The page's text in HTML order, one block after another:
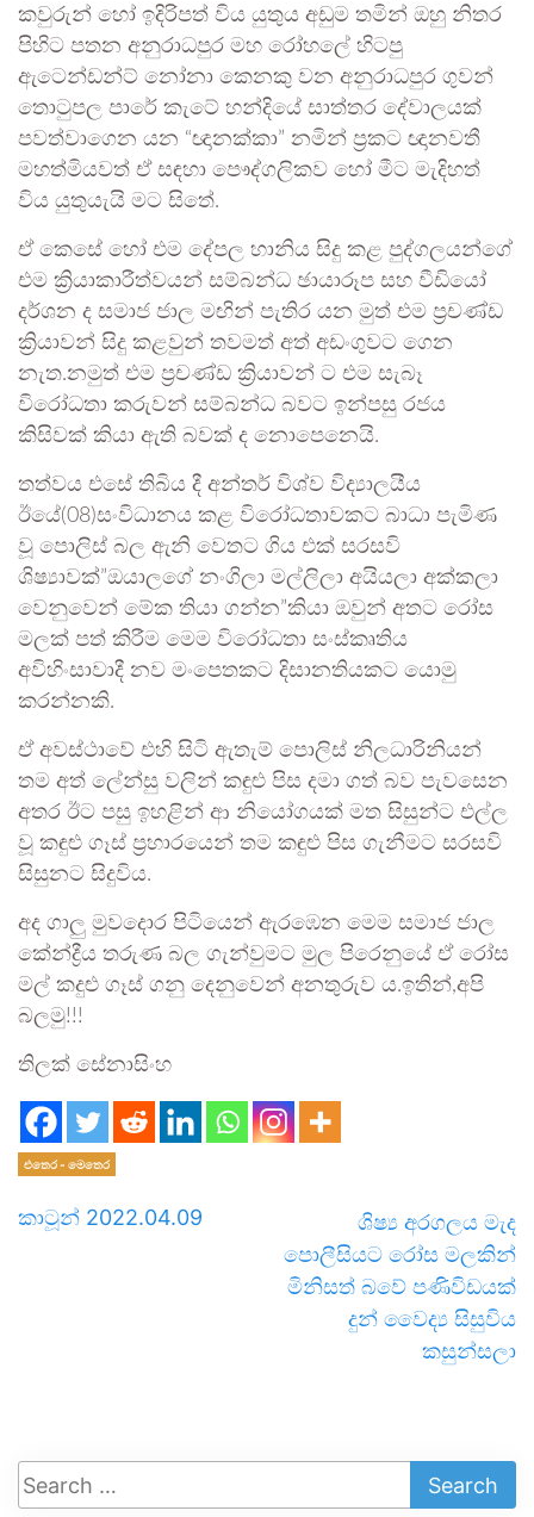
කවුරුන් හෝ ඉදිරිපත් විය යුතුය අඩුම තමින් ඔහු නිතර
පිහිට පතන අනුරාධපුර මහ රෝහලේ හිටපු
ඇටෙන්ඩන්ට් නෝනා කෙනකු වන අනුරාධපුර ගුවන්
තොටුපල පාරේ කැටේ හන්දියේ සාත්තර දේවාලයක්
පවත්වාගෙන යන “ඥානක්කා” නමින් ප්‍රකට ඥානවතී
මහත්මියවත් ඒ සඳහා පෞද්ගලිකව හෝ මීට මැදිහත්
විය යුතුයැයි මට සිතේ.
ඒ කෙසේ හෝ එම දේපල හානිය සිදු කළ පුද්ගලයන්ගේ
එම ක්‍රියාකාරීත්වයන් සම්බන්ධ ඡායාරූප සහ වීඩියෝ
දර්ශන ද සමාජ ජාල මඟින් පැතිර යන මුත් එම ප්‍රචණ්ඩ
ක්‍රියාවන් සිදු කළවුන් තවමත් අත් අඩංගුවට ගෙන
නැත.නමුත් එම ප්‍රචණ්ඩ ක්‍රියාවන් ට එම සැබෑ
විරෝධතා කරුවන් සම්බන්ධ බවට ඉන්පසු රජය
කිසිවක් කියා ඇති බවක් ද නොපෙනෙයි.
තත්වය එසේ තිබිය දී අන්තර් විශ්ව විද්‍යාලයීය
ඊයේ(08)සංවිධානය කළ විරෝධතාවකට බාධා පැමිණ
වූ පොලිස් බල ඇනි වෙතට ගිය එක් සරසවි
ශිෂ්‍යාවක්”ඔයාලගේ නංගිලා මල්ලිලා අයියලා අක්කලා
වෙනුවෙන් මේක තියා ගන්න”කියා ඔවුන් අතට රෝස
මලක් පත් කිරීම මෙම විරෝධතා සංස්කෘතිය
අවිහිංසාවාදී නව මංපෙතකට දිසානතියකට යොමු
කරන්නකි.
ඒ අවස්ථාවේ එහි සිටි ඇතැම් පොලිස් නිලධාරිනියන්
තම අත් ලේන්සු වලින් කඳුළු පිස දමා ගත් බව පැවසෙන
අතර ඊට පසු ඉහළින් ආ නියෝගයක් මත සිසුන්ට එල්ල
වූ කඳුළු ගෑස් ප්‍රහාරයෙන් තම කඳුළු පිස ගැනීමට සරසවි
සිසුනට සිදුවිය.
අද ගාලු මුවදොර පිටියෙන් ඇරඹෙන මෙම සමාජ ජාල
කේන්ද්‍රීය තරුණ බල ගැන්වුමට මුල පිරෙනුයේ ඒ රෝස
මල් කදුළු ගෑස් ගනු දෙනුවෙන් අනතුරුව ය.ඉතින්,අපි
බලමු!!!
තිලක් සේනාසිංහ
එතෙර - මෙතෙර
කාටූන් 2022.04.09
ශිෂ්‍ය අරගලය මැද
පොලීසියට රෝස මලකින්
මිනිසත් බවේ පණිවිඩයක්
දුන් වෛද්‍ය සිසුවිය
කසුන්සලා